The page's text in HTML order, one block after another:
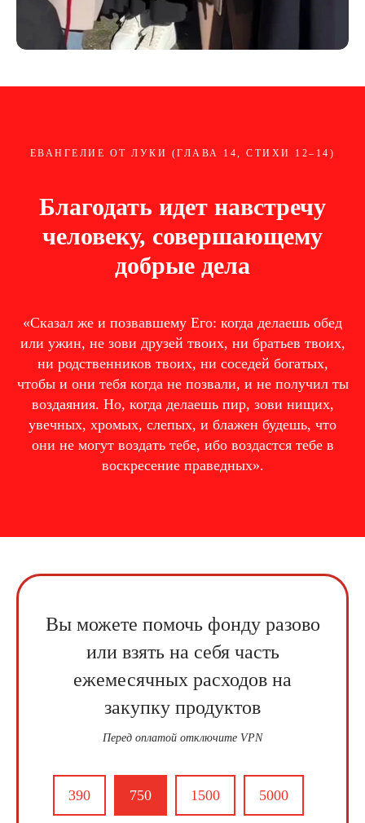
ЕВАНГЕЛИЕ ОТ ЛУКИ (ГЛАВА 14, СТИХИ 12–14)
Благодать идет навстречу
человеку, совершающему
добрые дела
«Сказал же и позвавшему Его: когда делаешь обед
или ужин, не зови друзей твоих, ни братьев твоих,
ни родственников твоих, ни соседей богатых,
чтобы и они тебя когда не позвали, и не получил ты
воздаяния. Но, когда делаешь пир, зови нищих,
увечных, хромых, слепых, и блажен будешь, что
они не могут воздать тебе, ибо воздастся тебе в
воскресение праведных».
Вы можете помочь фонду разово
или взять на себя часть
ежемесячных расходов на
закупку продуктов
Перед оплатой отключите VPN
390 750 1500 5000